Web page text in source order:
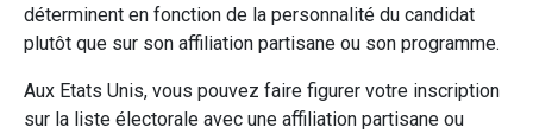
déterminent en fonction de la personnalité du candidat
plutôt que sur son affiliation partisane ou son programme.
Aux Etats Unis, vous pouvez faire figurer votre inscription
sur la liste électorale avec une affiliation partisane ou